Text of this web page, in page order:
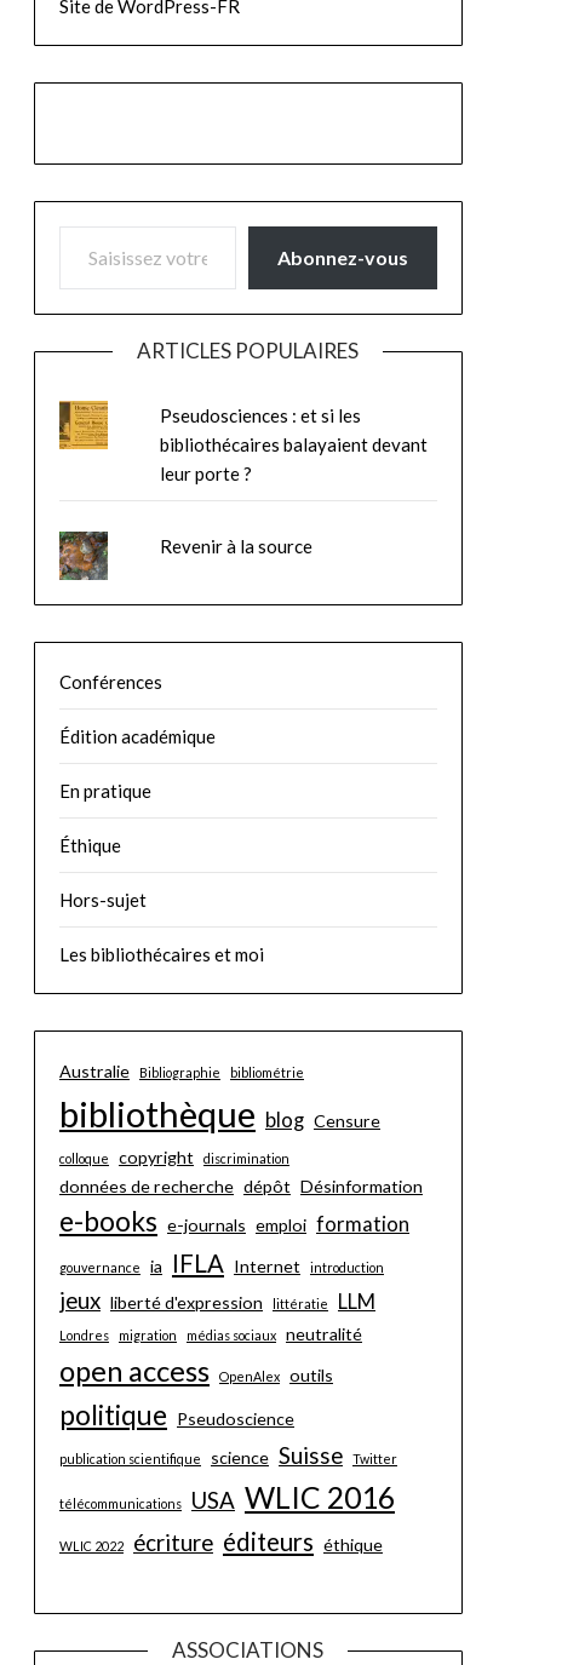
Site de WordPress-FR
SAISISSEZ VOTRE ADRESSE E-MAIL…
Abonnez-vous
ARTICLES POPULAIRES
Pseudosciences : et si les
bibliothécaires balayaient devant
leur porte ?
Revenir à la source
Conférences
Édition académique
En pratique
Éthique
Hors-sujet
Les bibliothécaires et moi
Australie Bibliographie bibliométrie
bibliothèque blog Censure
colloque copyright discrimination
données de recherche dépôt Désinformation
e-books e-journals emploi formation
gouvernance ia IFLA Internet introduction
jeux liberté d'expression littératie LLM
Londres migration médias sociaux neutralité
open access OpenAlex outils
politique Pseudoscience
publication scientifique science Suisse Twitter
télécommunications USA WLIC 2016
WLIC 2022 écriture éditeurs éthique
ASSOCIATIONS